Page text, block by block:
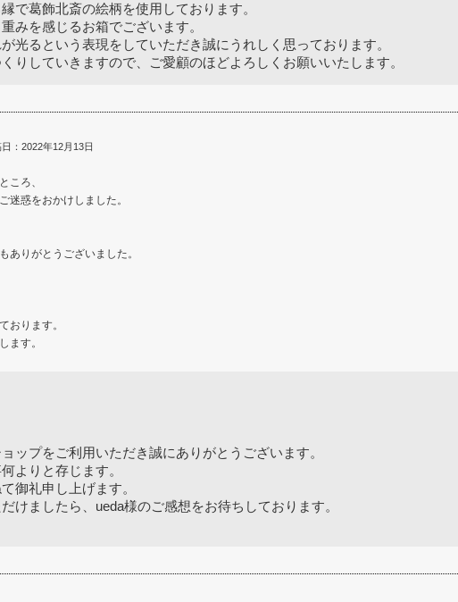
で葛飾北斎の絵柄を使用しております。
みを感じるお箱でございます。
光るという表現をしていただき誠にうれしく思っております。
りしていきますので、ご愛顧のほどよろしくお願いいたします。
：2022年12月13日
ころ、
迷惑をおかけしました。
ありがとうございました。
おります。
ます。
ップをご利用いただき誠にありがとうございます。
よりと存じます。
御礼申し上げます。
けましたら、ueda様のご感想をお待ちしております。